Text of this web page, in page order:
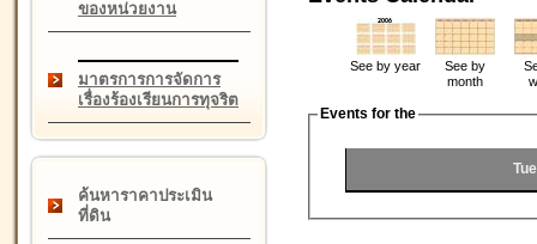
ของหน่วยงาน
มาตรการการจัดการ
เรื่องร้องเรียนการทุจริต
ค้นหาราคาประเมิน
ที่ดิน
See by year
See by
month
Events for the